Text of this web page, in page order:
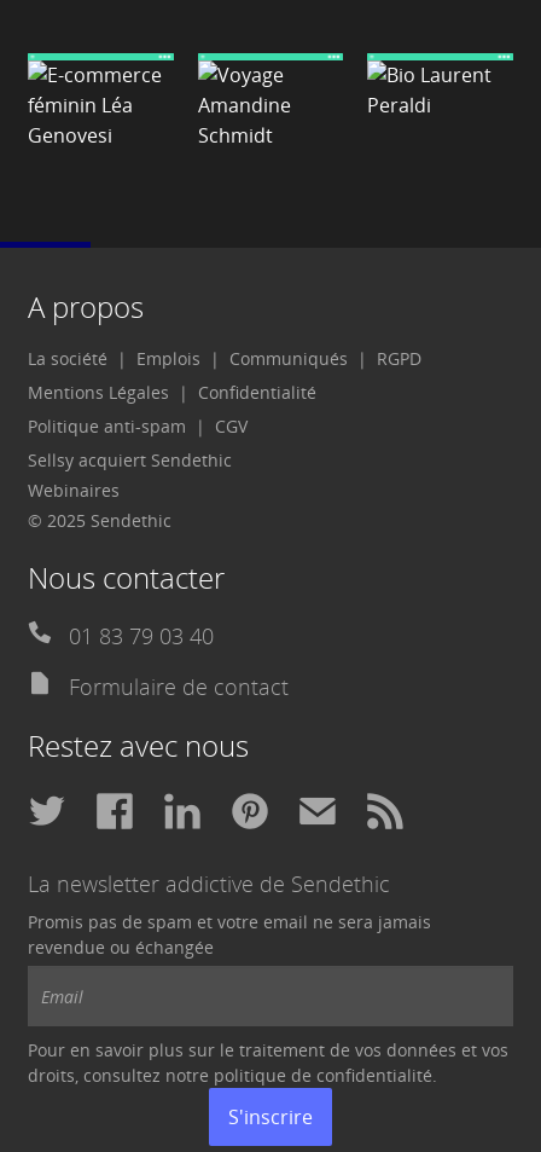
A propos
La société Emplois Communiqués
RGPD
Mentions Légales
Confidentialité
Politique anti-spam
CGV
Sellsy acquiert Sendethic
Webinaires
© 2025 Sendethic
Nous contacter
01 83 79 03 40
Formulaire de contact
Restez avec nous
La newsletter addictive de Sendethic
Promis pas de spam et votre email ne sera jamais
revendue ou échangée
Pour en savoir plus sur le traitement de vos données et vos
droits, consultez notre politique de confidentialité.
S'inscrire